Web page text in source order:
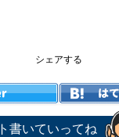
シェアする
書いていってね